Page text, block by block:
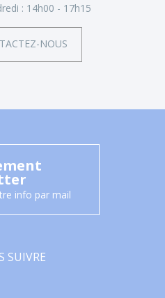
: 14h00 - 17h15
NOUS
info par mail
SUIVRE